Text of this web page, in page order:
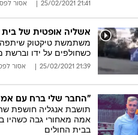
21:41 25/02/2021 אסור
אשליה אופטית של בית
משתמשת טיקטוק שיתפה
כשחולפים על ידו וברשת
21:39 25/02/2021 אסור
"החבר שלי ברח עם
תושבת אנגליה חושפת
אמה מאחורי גבה כשהיו
בבית החולים